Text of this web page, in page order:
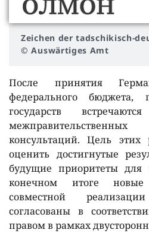
Zeichen der tadschikisch-
© Auswärtiges Amt
После принятия
федерального бюджета,
государств
консультаций. Цель этих
оценить достигнутые
будущие приоритеты для
конечном итоге новые
совместной
согласованы в
правом в рамках